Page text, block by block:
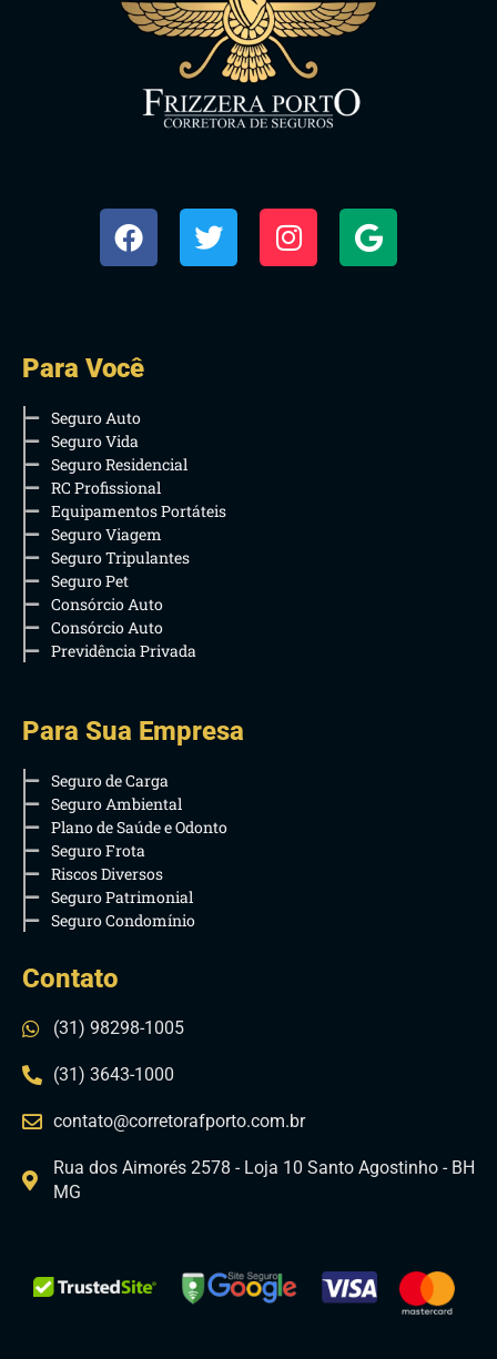
Para Você
Seguro Auto
Seguro Vida
Seguro Residencial
RC Profissional
Equipamentos Portáteis
Seguro Viagem
Seguro Tripulantes
Seguro Pet
Consórcio Auto
Consórcio Auto
Previdência Privada
Para Sua Empresa
Seguro de Carga
Seguro Ambiental
Plano de Saúde e Odonto
Seguro Frota
Riscos Diversos
Seguro Patrimonial
Seguro Condomínio
Contato
(31) 98298-1005
(31) 3643-1000
contato@corretorafporto.com.br
Rua dos Aimorés 2578 - Loja 10 Santo Agostinho - BH
MG